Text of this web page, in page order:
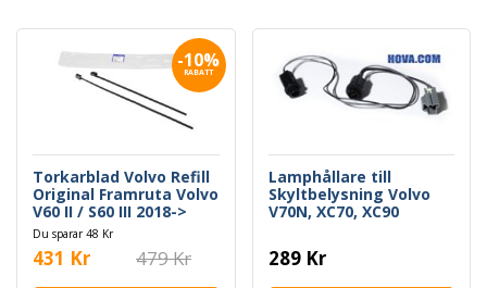
-10%
RABATT
Torkarblad Volvo Refill
Original Framruta Volvo
V60 II / S60 III 2018->
Du sparar 48 Kr
431 Kr 479 Kr
Lamphållare till
Skyltbelysning Volvo
V70N, XC70, XC90
289 Kr